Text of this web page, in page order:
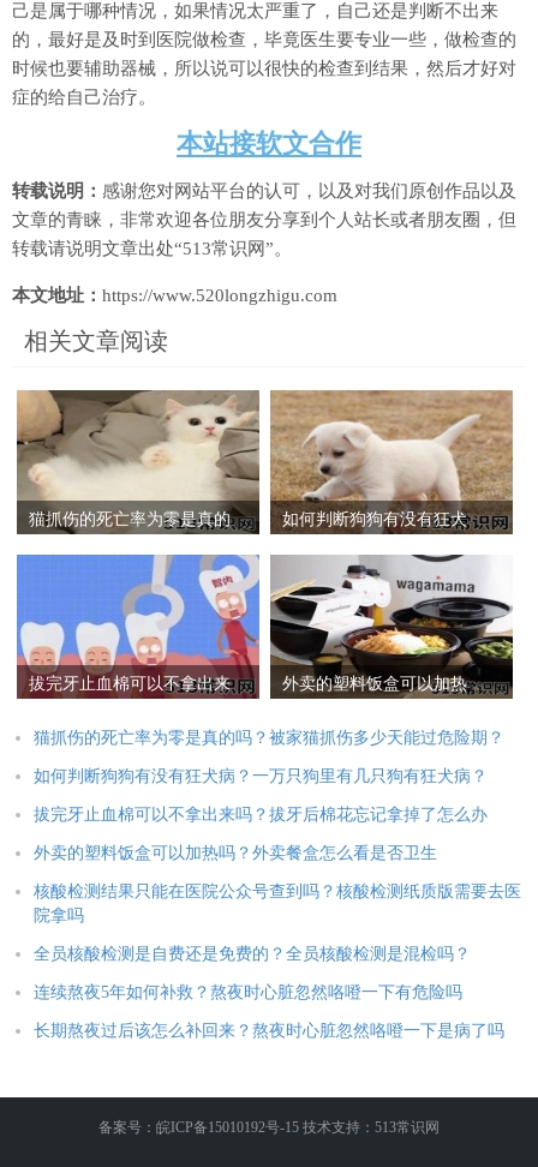
己是属于哪种情况，如果情况太严重了，自己还是判断不出来
的，最好是及时到医院做检查，毕竟医生要专业一些，做检查的
时候也要辅助器械，所以说可以很快的检查到结果，然后才好对
症的给自己治疗。
本站接软文合作
转载说明： 感谢您对网站平台的认可，以及对我们原创作品以及
文章的青睐，非常欢迎各位朋友分享到个人站长或者朋友圈，但
转载请说明文章出处“513常识网”。
本文地址： https://www.520longzhigu.com
相关文章阅读
猫抓伤的死亡率为零是真的
如何判断狗狗有没有狂犬
狂犬病？
拔完牙止血棉可以不拿出来
怎么办
外卖的塑料饭盒可以加热
生
猫抓伤的死亡率为零是真的吗？被家猫抓伤多少天能过危险期？
如何判断狗狗有没有狂犬病？一万只狗里有几只狗有狂犬病？
拔完牙止血棉可以不拿出来吗？拔牙后棉花忘记拿掉了怎么办
外卖的塑料饭盒可以加热吗？外卖餐盒怎么看是否卫生
核酸检测结果只能在医院公众号查到吗？核酸检测纸质版需要去医
院拿吗
全员核酸检测是自费还是免费的？全员核酸检测是混检吗？
连续熬夜5年如何补救？熬夜时心脏忽然咯噔一下有危险吗
长期熬夜过后该怎么补回来？熬夜时心脏忽然咯噔一下是病了吗
备案号：皖ICP备15010192号-15 技术支持：513常识网